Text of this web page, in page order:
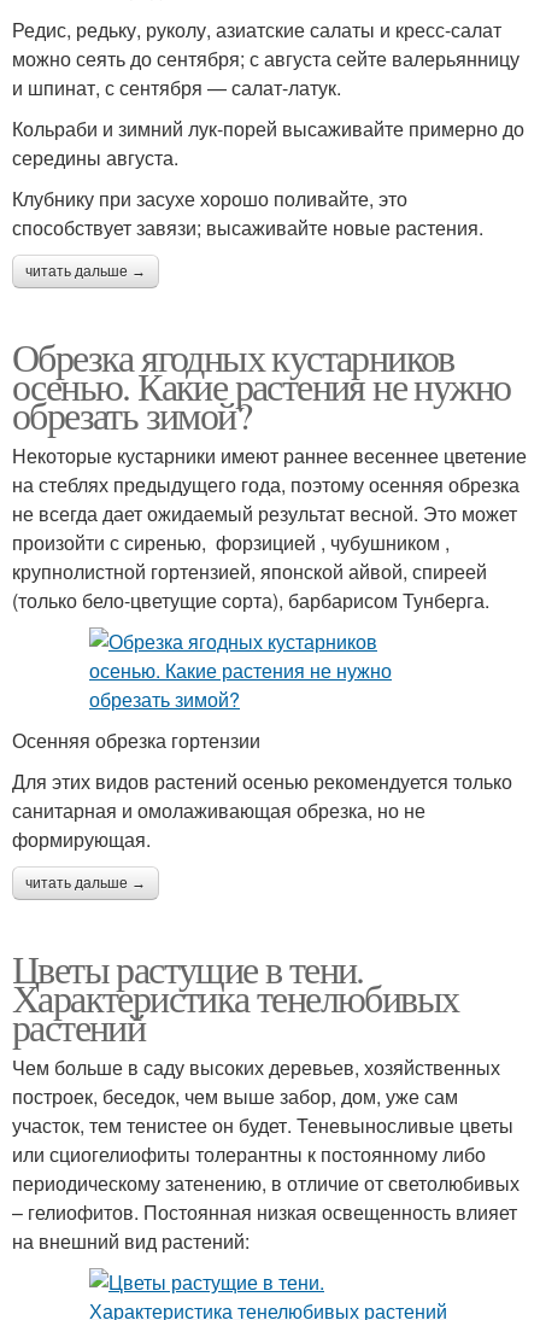
Редис, редьку, руколу, азиатские салаты и кресс-салат
можно сеять до сентября; с августа сейте валерьянницу
и шпинат, с сентября — салат-латук.
Кольраби и зимний лук-порей высаживайте примерно до
середины августа.
Клубнику при засухе хорошо поливайте, это
способствует завязи; высаживайте новые растения.
читать дальше →
Обрезка ягодных кустарников
осенью. Какие растения не нужно
обрезать зимой?
Некоторые кустарники имеют раннее весеннее цветение
на стеблях предыдущего года, поэтому осенняя обрезка
не всегда дает ожидаемый результат весной. Это может
произойти с сиренью, форзицией , чубушником ,
крупнолистной гортензией, японской айвой, спиреей
(только бело-цветущие сорта), барбарисом Тунберга.
Осенняя обрезка гортензии
Для этих видов растений осенью рекомендуется только
санитарная и омолаживающая обрезка, но не
формирующая.
читать дальше →
Цветы растущие в тени.
Характеристика тенелюбивых
растений
Чем больше в саду высоких деревьев, хозяйственных
построек, беседок, чем выше забор, дом, уже сам
участок, тем тенистее он будет. Теневыносливые цветы
или сциогелиофиты толерантны к постоянному либо
периодическому затенению, в отличие от светолюбивых
– гелиофитов. Постоянная низкая освещенность влияет
на внешний вид растений: